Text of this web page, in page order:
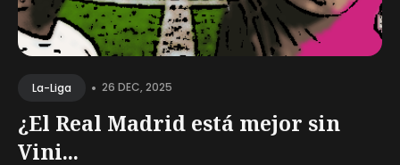
La-Liga • 26 DEC, 2025
¿El Real Madrid está mejor sin
Vini...